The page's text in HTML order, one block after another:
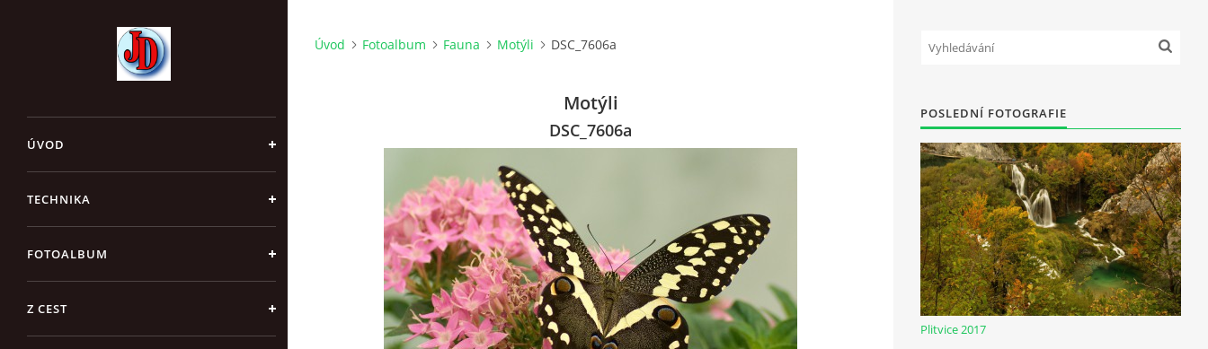
ÚVOD
TECHNIKA
FOTOALBUM
Z CEST
Úvod Fotoalbum Fauna Motýli DSC_7606a
Motýli
DSC_7606a
POSLEDNÍ FOTOGRAFIE
Plitvice 2017